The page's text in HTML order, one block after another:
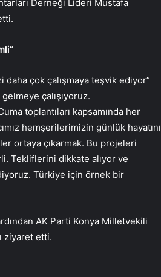
Derneği Lideri Mustafa
daha çok çalışmaya teşvik ediyor”
çalışıyoruz.
toplantıları kapsamında her
hemşerilerimizin günlük hayatını
ortaya çıkarmak. Bu projeleri
Tekliflerini dikkate alıyor ve
Türkiye için örnek bir
AK Parti Konya Milletvekili
ziyaret etti.